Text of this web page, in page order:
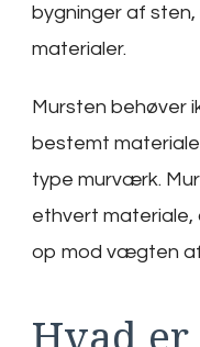
bygninger af
materialer.
Mursten behøver
bestemt
type murværk.
ethvert
op mod vægten af
Hvad